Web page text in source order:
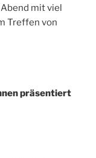
Abend mit viel
Treffen von
präsentiert